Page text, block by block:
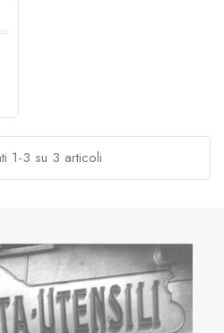
1-3 su 3 articoli